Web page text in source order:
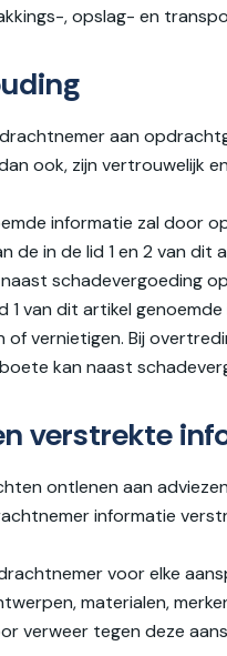
, opslag- en
aan
ook, zijn
informatie zal door
de in de lid 1 en 2 van
schadevergoeding
1 van dit artikel
vernietigen. Bij
kan naast
verstrekte
ontlenen aan
informatie
voor elke
materialen,
verweer tegen deze